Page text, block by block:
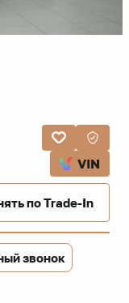
VIN
по Trade-In
звонок